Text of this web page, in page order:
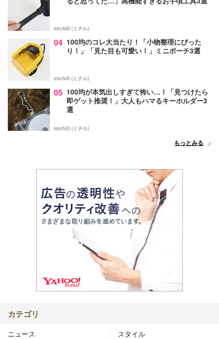
michill (ミチル)
04 100均のコレ大当たり！「小物整理にぴった
り！」「見た目も可愛い！」ミニポーチ3選
michill (ミチル)
05 100均が本気出しすぎて怖い…！「見つけたら
即ゲット推奨！」大人もハマるキーホルダー3
選
michill (ミチル)
もっとみる
カテゴリ
ニュース スタイル